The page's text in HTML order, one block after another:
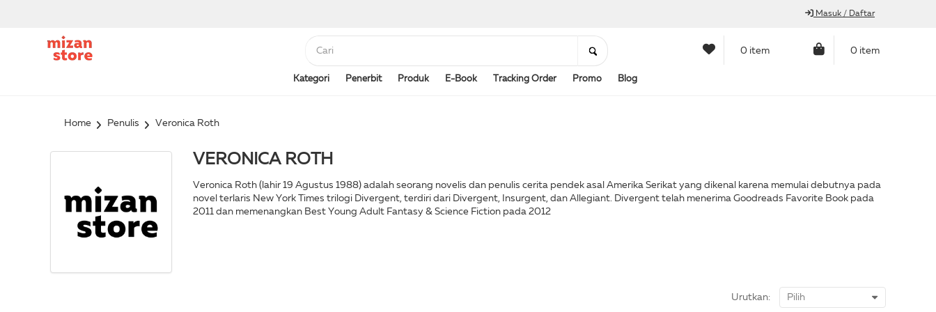
Masuk / Daftar
0 item 0 item
Kategori Penerbit Produk E-Book Tracking Order Promo Blog
Home Penulis Veronica Roth
VERONICA ROTH
Veronica Roth (lahir 19 Agustus 1988) adalah seorang novelis dan penulis cerita pendek asal Amerika Serikat yang dikenal karena memulai debutnya pada
novel terlaris New York Times trilogi Divergent, terdiri dari Divergent, Insurgent, dan Allegiant. Divergent telah menerima Goodreads Favorite Book pada
2011 dan memenangkan Best Young Adult Fantasy & Science Fiction pada 2012
Urutkan: